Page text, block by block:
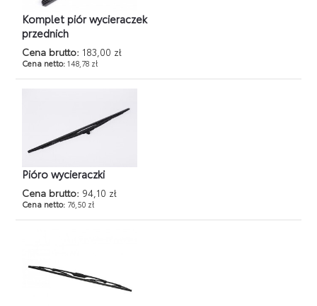
Komplet piór wycieraczek
przednich
Cena brutto: 183,00 zł
Cena netto:148,78 zł
Pióro wycieraczki
Cena brutto: 94,10 zł
Cena netto: 76,50 zł